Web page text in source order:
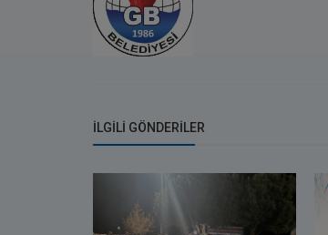
İLGILI GÖNDERILER